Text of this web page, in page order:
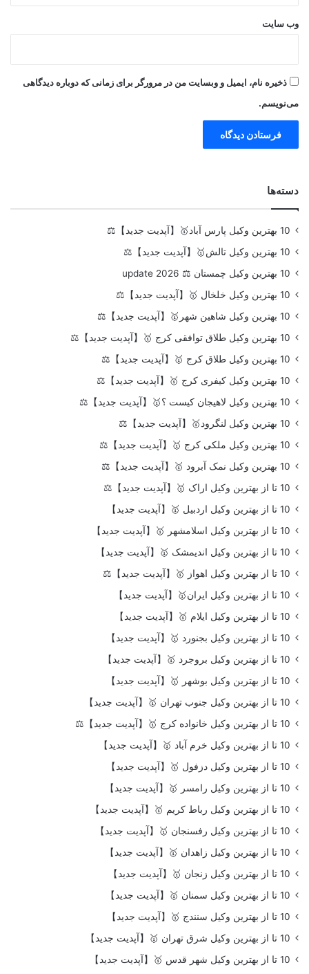
وب‌ سایت
ذخیره نام، ایمیل و وبسایت من در مرورگر برای زمانی که دوباره دیدگاهی
می‌نویسم.
دسته‌ها
10 بهترین وکیل پارس آباد🥇【آپدیت جدید】⚖️
10 بهترین وکیل تالش🥇【آپدیت جدید】⚖️
10 بهترین وکیل چمستان ⚖️ update 2026
10 بهترین وکیل خلخال 🥇【آپدیت جدید】⚖️
10 بهترین وکیل شاهین شهر🥇【آپدیت جدید】⚖️
10 بهترین وکیل طلاق توافقی کرج 🥇【آپدیت جدید】⚖️
10 بهترین وکیل طلاق کرج 🥇【آپدیت جدید】⚖️
10 بهترین وکیل کیفری کرج 🥇【آپدیت جدید】⚖️
10 بهترین وکیل لاهیجان کیست ؟🥇【آپدیت جدید】⚖️
10 بهترین وکیل لنگرود🥇【آپدیت جدید】⚖️
10 بهترین وکیل ملکی کرج 🥇【آپدیت جدید】⚖️
10 بهترین وکیل نمک آبرود 🥇【آپدیت جدید】⚖️
10 تا از بهترین وکیل اراک 🥇【آپدیت جدید】⚖️
10 تا از بهترین وکیل اردبیل 🥇【آپدیت جدید】
10 تا از بهترین وکیل اسلامشهر 🥇【آپدیت جدید】
10 تا از بهترین وکیل اندیمشک 🥇【آپدیت جدید】
10 تا از بهترین وکیل اهواز 🥇【آپدیت جدید】⚖️
10 تا از بهترین وکیل ایران🥇【آپدیت جدید】
10 تا از بهترین وکیل ایلام 🥇【آپدیت جدید】
10 تا از بهترین وکیل بجنورد 🥇【آپدیت جدید】
10 تا از بهترین وکیل بروجرد 🥇【آپدیت جدید】
10 تا از بهترین وکیل بوشهر 🥇【آپدیت جدید】
10 تا از بهترین وکیل جنوب تهران 🥇【آپدیت جدید】
10 تا از بهترین وکیل خانواده کرج 🥇【آپدیت جدید】⚖️
10 تا از بهترین وکیل خرم آباد 🥇【آپدیت جدید】
10 تا از بهترین وکیل دزفول 🥇【آپدیت جدید】
10 تا از بهترین وکیل رامسر 🥇【آپدیت جدید】
10 تا از بهترین وکیل رباط کریم 🥇【آپدیت جدید】
10 تا از بهترین وکیل رفسنجان 🥇【آپدیت جدید】
10 تا از بهترین وکیل زاهدان 🥇【آپدیت جدید】
10 تا از بهترین وکیل زنجان 🥇【آپدیت جدید】
10 تا از بهترین وکیل سمنان 🥇【آپدیت جدید】
10 تا از بهترین وکیل سنندج 🥇【آپدیت جدید】
10 تا از بهترین وکیل شرق تهران 🥇【آپدیت جدید】
10 تا از بهترین وکیل شهر قدس 🥇【آپدیت جدید】